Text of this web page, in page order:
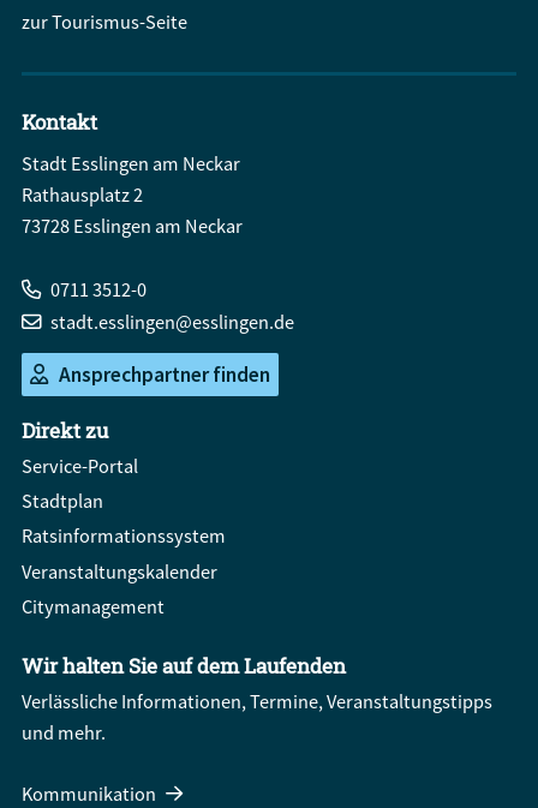
zur Tourismus-Seite
Kontakt
Stadt Esslingen am Neckar
Rathausplatz 2
73728 Esslingen am Neckar
0711 3512-0
stadt.esslingen@esslingen.de
Ansprechpartner finden
Direkt zu
Service-Portal
Stadtplan
Ratsinformationssystem
Veranstaltungskalender
Citymanagement
Wir halten Sie auf dem Laufenden
Verlässliche Informationen, Termine, Veranstaltungstipps
und mehr.
Kommunikation